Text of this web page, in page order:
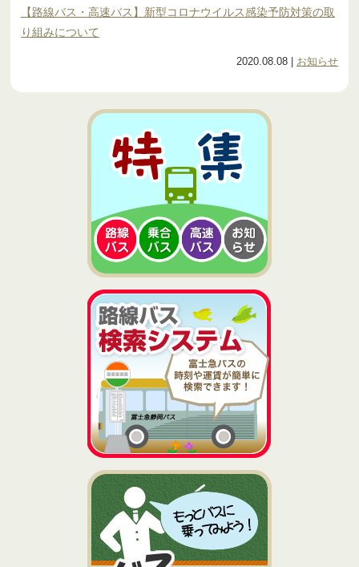
【路線バス・高速バス】新型コロナウイルス感染予防対策の取
り組みについて
2020.08.08| お知らせ